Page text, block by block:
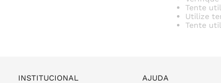
Tente
Utilize
Tente
INSTITUCIONAL AJUDA